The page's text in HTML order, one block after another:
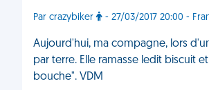
Par crazybiker - 27/03/2017 20:00 -
Aujourd'hui, ma compagne, lors
par terre. Elle ramasse ledit biscuit
bouche". VDM